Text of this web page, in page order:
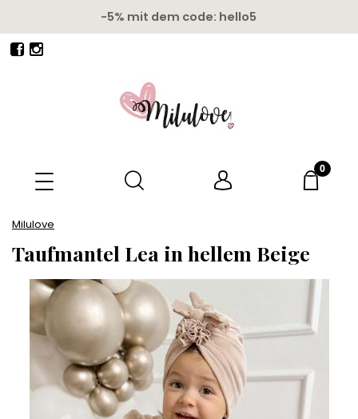
Kostenloser Versand ab 150 euro
Milulove
Taufmantel Lea in hellem Beige